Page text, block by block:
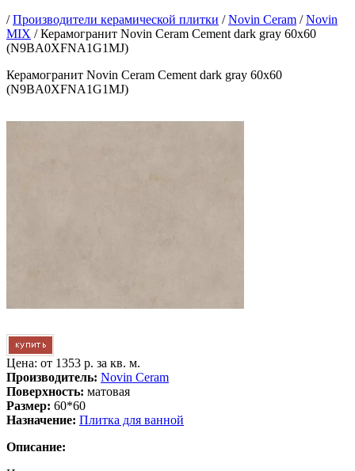
/Производители керамической плитки /Novin Ceram /Novin
MIX / Керамогранит Novin Ceram Cement dark gray 60x60
(N9BA0XFNA1G1MJ)
Керамогранит Novin Ceram Cement dark gray 60x60
(N9BA0XFNA1G1MJ)
Цена: от 1353 р. за кв. м.
Производитель: Novin Ceram
Поверхность: матовая
Размер: 60*60
Назначение: Плитка для ванной
Описание: